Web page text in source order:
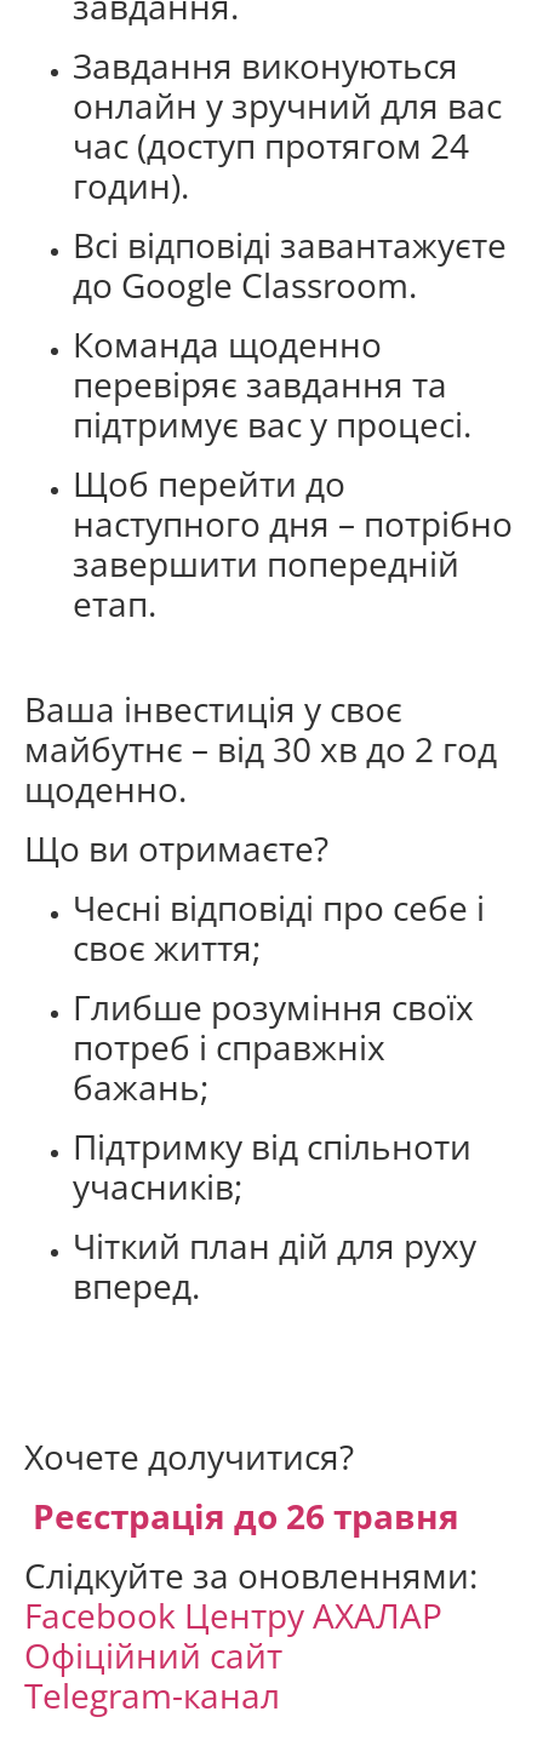
Завдання виконуються
онлайн у зручний для вас
час (доступ протягом 24
годин).
Всі відповіді завантажуєте
до Google Classroom.
Команда щоденно
перевіряє завдання та
підтримує вас у процесі.
Щоб перейти до
наступного дня – потрібно
завершити попередній
етап.
Ваша інвестиція у своє
майбутнє – від 30 хв до 2 год
щоденно.
Що ви отримаєте?
Чесні відповіді про себе і
своє життя;
Глибше розуміння своїх
потреб і справжніх
бажань;
Підтримку від спільноти
учасників;
Чіткий план дій для руху
вперед.
Хочете долучитися?
Реєстрація до 26 травня
Слідкуйте за оновленнями:
Facebook Центру АХАЛАР
Офіційний сайт
Telegram-канал